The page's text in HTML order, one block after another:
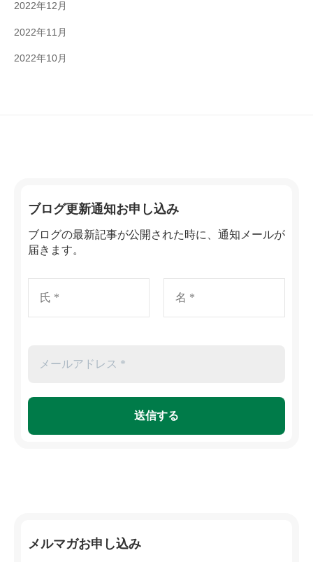
2022年12月
2022年11月
2022年10月
ブログ更新通知お申し込み
ブログの最新記事が公開された時に、通知メールが
届きます。
メルマガお申し込み